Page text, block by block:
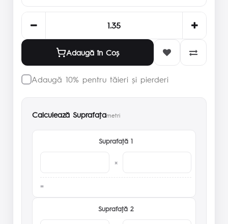
Adaugă în Coş
Adaugă 10% pentru tăieri și pierderi
Calculează Suprafaţametri
Suprafaţă 1
×
Suprafaţă 2